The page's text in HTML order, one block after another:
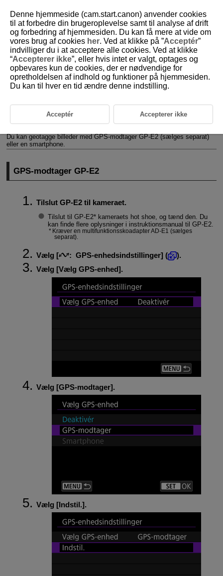
D388-189
GPS-enhedsindstillinger
GPS-modtagerGP-E2
Smartphone
Du kan geotagge billeder med GPS-modtager GP-E2(sælges separat)
eller en smartphone.
GPS-modtagerGP-E2
Tilslut GP-E2til kameraet.
Tilslut til GP-E2* kameraets hot shoe, og tænd den. Du
kan finde flere oplysninger i instruktionsmanual til GP-E2.
Kræver en multifunktionsskoadapter AD-E1 (sælges
separat).
Vælg [ : GPS-enhedsindstillinger] (
).
Vælg [Vælg GPS-enhed].
Vælg [GPS-modtager].
Vælg [Indstil.].
Denne hjemmeside (cam.start.canon) anvender cookies
til at forbedre din brugeroplevelse samt til analyse af drift
og forbedring af hjemmesiden. Du kan få mere at vide om
vores brug af cookies her. Ved at klikke på ”Acceptér”
indvilliger du i at acceptere alle cookies. Ved at klikke
“Accepterer ikke”, eller hvis intet er valgt, optages og
opbevares kun de cookies, der er nødvendige for
opretholdelsen af indhold og funktioner på hjemmesiden.
Du kan til hver en tid ændre denne indstilling.
Acceptér Accepterer ikke